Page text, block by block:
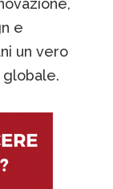
e
un vero
globale​​​​​​.